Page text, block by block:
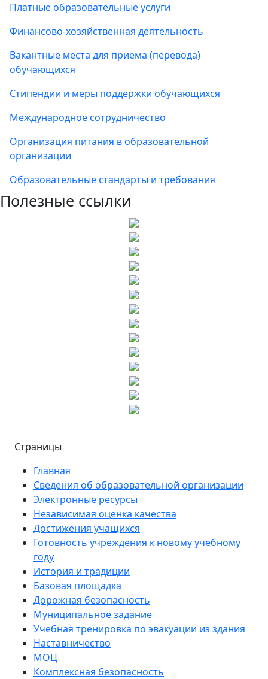
Платные образовательные услуги
Финансово-хозяйственная деятельность
Вакантные места для приема (перевода)
обучающихся
Стипендии и меры поддержки обучающихся
Международное сотрудничество
Организация питания в образовательной
организации
Образовательные стандарты и требования
Полезные ссылки
Страницы
Главная
Сведения об образовательной организации
Электронные ресурсы
Независимая оценка качества
Достижения учащихся
Готовность учреждения к новому учебному
году
История и традиции
Базовая площадка
Дорожная безопасность
Муниципальное задание
Учебная тренировка по эвакуации из здания
Наставничество
МОЦ
Комплексная безопасность